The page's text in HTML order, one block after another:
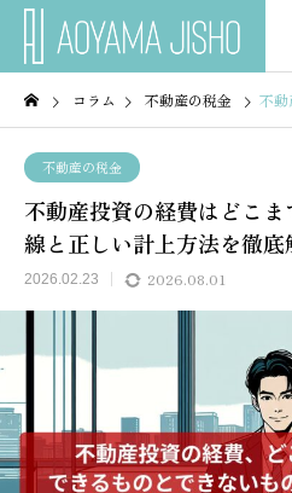
コラム 不動産の税金 不動産投
不動産の税金
不動産投資の経費はどこ
線と正しい計上方法を徹底
2026.02.23 2026.08.01